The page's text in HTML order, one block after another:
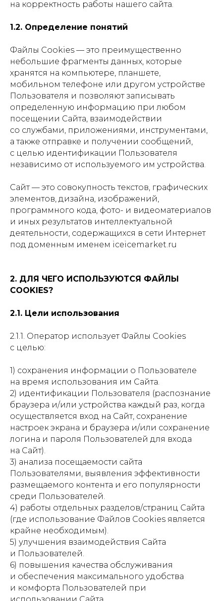
на корректность работы нашего сайта.
1.2. Определение понятий
Файлы Cookies — это преимущественно
небольшие фрагменты данных, которые
хранятся на компьютере, планшете,
мобильном телефоне или другом устройстве
Пользователя и позволяют записывать
определенную информацию при любом
посещении Сайта, взаимодействии
со службами, приложениями, инструментами,
а также отправке и получении сообщений,
с целью идентификации Пользователя
независимо от используемого им устройства.
Сайт — это совокупность текстов, графических
элементов, дизайна, изображений,
программного кода, фото- и видеоматериалов
и иных результатов интеллектуальной
деятельности, содержащихся в сети Интернет
под доменным именем iceicemarket.ru
2. ДЛЯ ЧЕГО ИСПОЛЬЗУЮТСЯ ФАЙЛЫ
COOKIES?
2.1. Цели использования
2.1.1. Оператор использует Файлы Cookies
с целью:
1) сохранения информации о Пользователе
на время использования им Сайта.
2) идентификации Пользователя (распознание
браузера и/или устройства каждый раз, когда
осуществляется вход на Сайт, сохранение
настроек экрана и браузера и/или сохранение
логина и пароля Пользователей для входа
на Сайт).
3) анализа посещаемости сайта
Пользователями, выявления эффективности
размещаемого контента и его популярности
среди Пользователей.
4) работы отдельных разделов/страниц Сайта
(где использование Файлов Cookies является
крайне необходимым).
5) улучшения взаимодействия Сайта
и Пользователей.
6) повышения качества обслуживания
и обеспечения максимального удобства
и комфорта Пользователей при